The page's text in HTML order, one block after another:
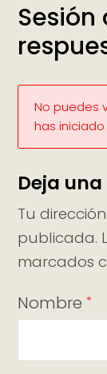
No puedes
has iniciado
Deja
Tu
publicada.
marcados
Nombre *